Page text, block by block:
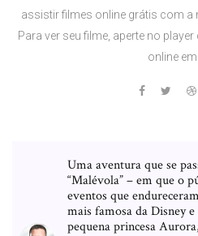
assistir filmes online grátis com a
Para ver seu filme, aperte no
online em
Uma aventura que se
“Malévola” – em que o
eventos que
mais famosa da Disney
pequena princesa